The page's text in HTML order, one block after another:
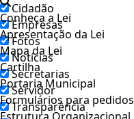
Cidadão
Empresas
Fotos
Notícias
Secretarias
Servidor
Transparência
Conheça a Lei
Apresentação da Lei
Mapa da Lei
Cartilha
Portaria Municipal
Formulários para pedidos